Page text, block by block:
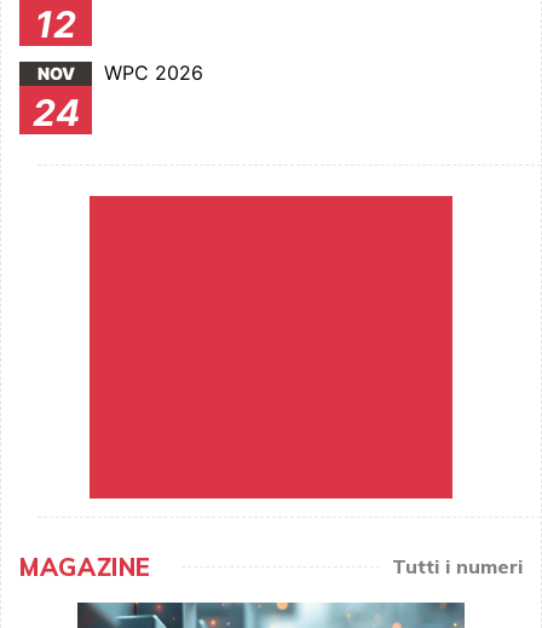
12
NOV
24
WPC 2026
MAGAZINE Tutti i numeri